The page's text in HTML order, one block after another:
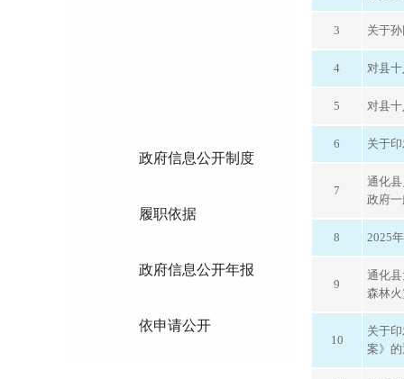
3 关于
4 对县
5 对县
6 关于
7
通化
政府
8 2025
9
通化
森林
10
关于
案》
政府信息公开制度
履职依据
政府信息公开年报
依申请公开